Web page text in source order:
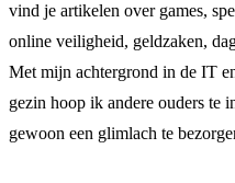
vind je artikelen over games,
online veiligheid, geldzaken,
Met mijn achtergrond in de IT
gezin hoop ik andere ouders te
gewoon een glimlach te